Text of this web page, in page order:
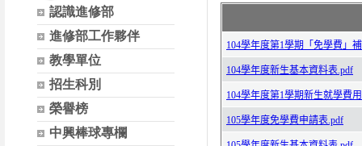
認識進修部
進修部工作夥伴
教學單位
招生科別
榮譽榜
中興棒球專欄